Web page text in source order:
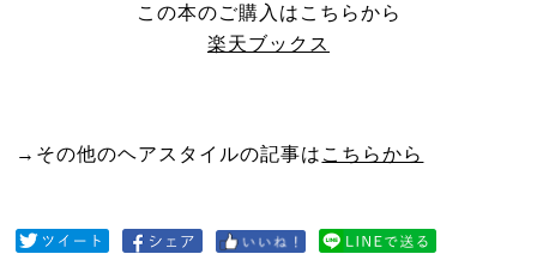
この本のご購入はこちらから
楽天ブックス
→その他のヘアスタイルの記事は こちらから